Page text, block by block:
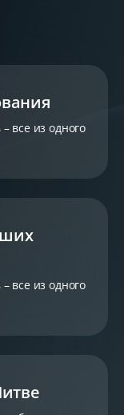
все из одного
все из одного